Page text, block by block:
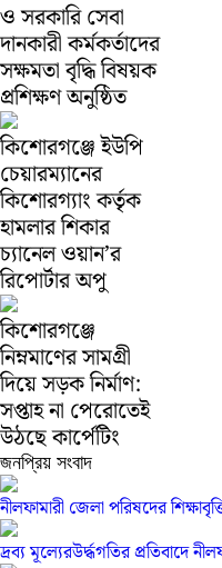
ও সরকারি সেবা
দানকারী কর্মকর্তাদের
সক্ষমতা বৃদ্ধি বিষয়ক
প্রশিক্ষণ অনুষ্ঠিত
কিশোরগঞ্জে ইউপি
চেয়ারম্যানের
কিশোরগ্যাং কর্তৃক
হামলার শিকার
চ্যানেল ওয়ান’র
রিপোর্টার অপু
কিশোরগঞ্জে
নিম্নমাণের সামগ্রী
দিয়ে সড়ক নির্মাণ:
সপ্তাহ না পেরোতেই
উঠছে কার্পেটিং
জনপ্রিয় সংবাদ
নীলফামারী জেলা পরিষদের
দ্রব্য মূল্যেরউর্দ্ধগতির প্রতিবাদে